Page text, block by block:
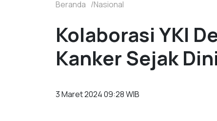
Beranda Nasional
Kolaborasi YKI
Kanker Sejak Dini
3 Maret 2024 09:28 WIB